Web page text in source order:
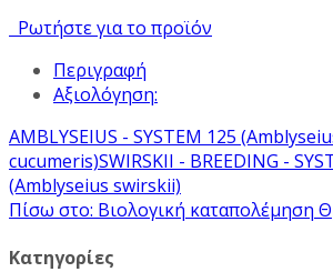
Ρωτήστε για το προϊόν
Περιγραφή
Αξιολόγηση:
AMBLYSEIUS - SYSTEM 125
cucumeris)SWIRSKII - BREEDING -
(Amblyseius swirskii)
Πίσω στο: Βιολογική καταπολέμηση
Κατηγορίες